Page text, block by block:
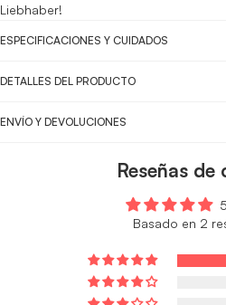
Liebhaber!
ESPECIFICACIONES Y CUIDADOS
DETALLES DEL PRODUCTO
ENVÍO Y DEVOLUCIONES
Reseñas de
Basado en 2